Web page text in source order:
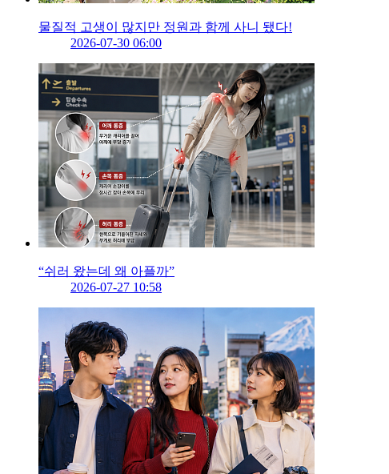
물질적 고생이 많지만 정원과 함께 사니 됐다!
2026-07-30 06:00
“쉬러 왔는데 왜 아플까”
2026-07-27 10:58